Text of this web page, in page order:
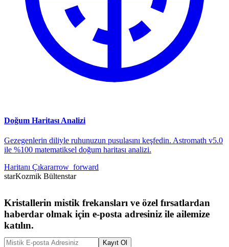
Doğum Haritası Analizi
Gezegenlerin diliyle ruhunuzun pusulasını keşfedin. Astromath v5.0
ile %100 matematiksel doğum haritası analizi.
Haritanı Çıkararrow_forward
starKozmik Bültenstar
Kristallerin mistik frekansları ve özel fırsatlardan
haberdar olmak için e-posta adresiniz ile ailemize
katılın.
Kayıt Ol